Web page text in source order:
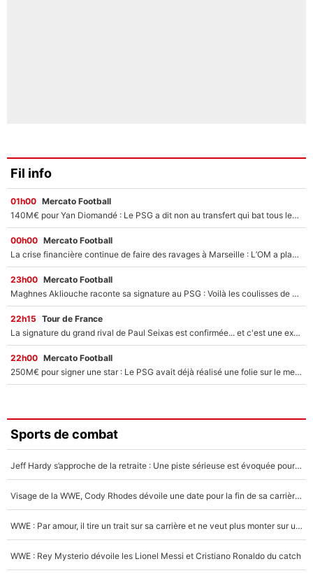
Fil info
01h00 Mercato Football
140M€ pour Yan Diomandé : Le PSG a dit non au transfert qui bat tous les records sur le mercato
00h00 Mercato Football
La crise financière continue de faire des ravages à Marseille : L’OM a placé 12 joueurs sur le marché des transferts… et ça pourrait lui rapporter près de 100M€ !
23h00 Mercato Football
Maghnes Akliouche raconte sa signature au PSG : Voilà les coulisses de son transfert de rêve à 50M€
22h15 Tour de France
La signature du grand rival de Paul Seixas est confirmée... et c'est une excellente nouvelle pour l'équipe Decathlon-CMA CGM !
22h00 Mercato Football
250M€ pour signer une star : Le PSG avait déjà réalisé une folie sur le mercato bien avant Neymar !
Sports de combat
Jeff Hardy s’approche de la retraite : Une piste sérieuse est évoquée pour la reconversion de la légende de la WWE
Visage de la WWE, Cody Rhodes dévoile une date pour la fin de sa carrière dans le catch
WWE : Par amour, il tire un trait sur sa carrière et ne veut plus monter sur un ring de catch
WWE : Rey Mysterio dévoile les Lionel Messi et Cristiano Ronaldo du catch